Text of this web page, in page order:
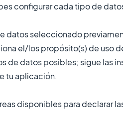
configurar cada tipo de
datos seleccionado
el/los propósito(s) de uso
de datos posibles; sigue las
tu aplicación.
disponibles para declarar